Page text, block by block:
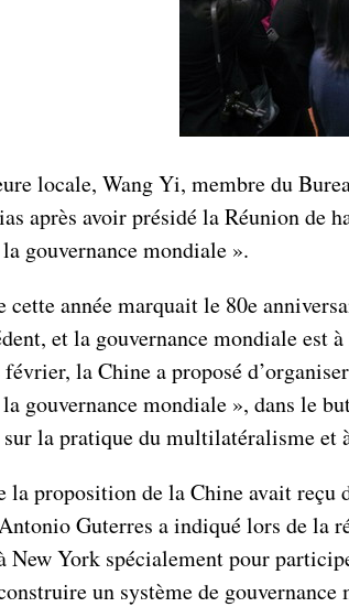
locale, Wang Yi, membre du
après avoir présidé la Réunion
gouvernance mondiale ».
cette année marquait le 80e
et la gouvernance mondiale
la Chine a proposé
gouvernance mondiale », dans le
sur la pratique du multilatéralisme
la proposition de la Chine avait reçu
Guterres a indiqué lors de la
New York spécialement pour
un système de